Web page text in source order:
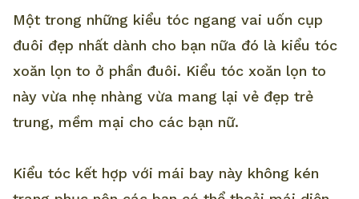
Một trong những kiểu tóc ngang vai uốn cụp
đuôi đẹp nhất dành cho bạn nữa đó là kiểu tóc
xoăn lọn to ở phần đuôi. Kiểu tóc xoăn lọn to
này vừa nhẹ nhàng vừa mang lại vẻ đẹp trẻ
trung, mềm mại cho các bạn nữ.
Kiểu tóc kết hợp với mái bay này không kén